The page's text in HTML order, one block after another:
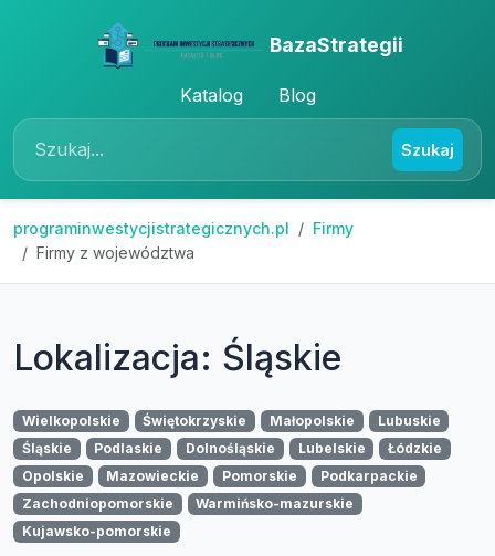
BazaStrategii
Katalog Blog
Szukaj
programinwestycjistrategicznych.pl
Firmy
Firmy z województwa
Lokalizacja: Śląskie
Wielkopolskie Świętokrzyskie Małopolskie
Lubuskie
Śląskie
Podlaskie Dolnośląskie Lubelskie
Łódzkie
Opolskie
Mazowieckie Pomorskie
Podkarpackie
Zachodniopomorskie
Warmińsko-mazurskie
Kujawsko-pomorskie